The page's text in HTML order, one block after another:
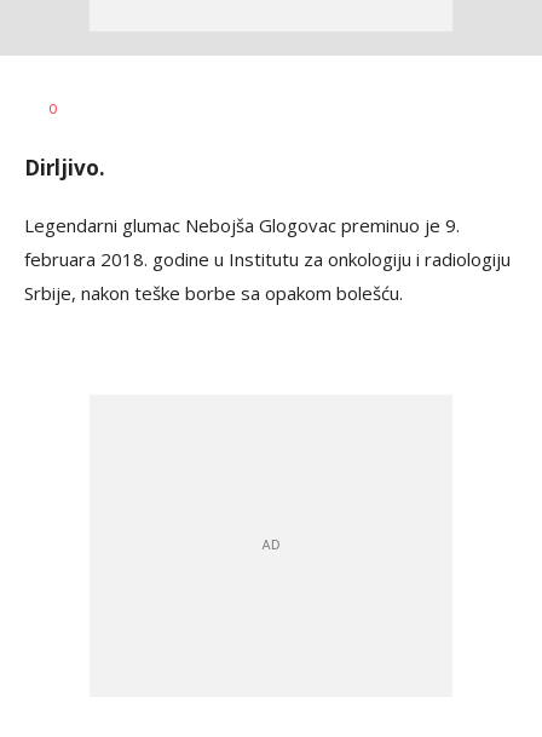
AUTOR
0
Dirljivo.
Legendarni glumac Nebojša Glogovac preminuo je 9.
februara 2018. godine u Institutu za onkologiju i radiologiju
Srbije, nakon teške borbe sa opakom bolešću.